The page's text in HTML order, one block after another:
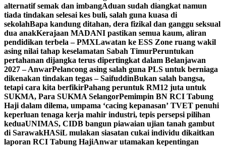
alternatif semak dan imbangAduan sudah diangkat namun
tiada tindakan selesai kes buli, salah guna kuasa di
sekolahBapa kandung ditahan, dera fizikal dan ganggu seksual
dua anakKerajaan MADANI pastikan semua kaum, aliran
pendidikan terbela – PMXLawatan ke ESS Zone ruang wakil
asing nilai tahap keselamatan Sabah TimurPeruntukan
pertahanan dijangka terus dipertingkat dalam Belanjawan
2027 – AnwarPelancong asing salah guna PLS untuk berniaga
dikenakan tindakan tegas – SaifuddinBukan salah bangsa,
tetapi cara kita berfikirPahang peruntuk RM12 juta untuk
SUKMA, Para SUKMA SelangorPemimpin BN RCI Tabung
Haji dalam dilema, umpama ‘cacing kepanasan’ TVET penuhi
keperluan tenaga kerja mahir industri, tepis persepsi pilihan
keduaUNIMAS, CIDB bangun piawaian ujian tanah gambut
di SarawakHASiL mulakan siasatan cukai individu dikaitkan
laporan RCI Tabung HajiAnwar utamakan kepentingan